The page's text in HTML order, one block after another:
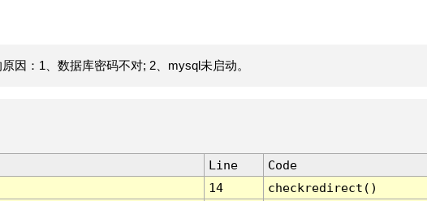
因：1、数据库密码不对; 2、mysql未启动。
Line
Code
14
checkredirect()